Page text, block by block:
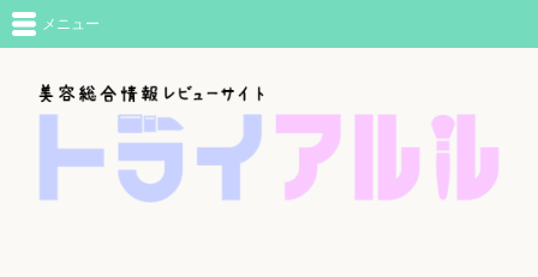
メニュー